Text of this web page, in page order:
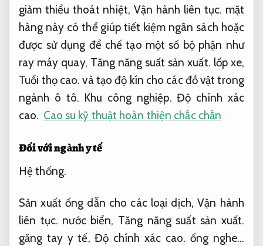
giảm thiểu thoát nhiệt, Vận hành liên tục. mặt
hàng này có thể giúp tiết kiệm ngân sách hoặc
được sử dụng để chế tạo một số bộ phận như
ray máy quay, Tăng năng suất sản xuất. lốp xe,
Tuổi thọ cao. và tạo độ kín cho các đồ vật trong
ngành ô tô. Khu công nghiệp. Độ chính xác
cao. Cao su kỹ thuật hoàn thiện chắc chắn
Đối với ngành y tế
Hệ thống.
Sản xuất ống dẫn cho các loại dịch,Vận hành
liên tục. nước biển, Tăng năng suất sản xuất.
găng tay y tế,Độ chính xác cao. ống nghe…